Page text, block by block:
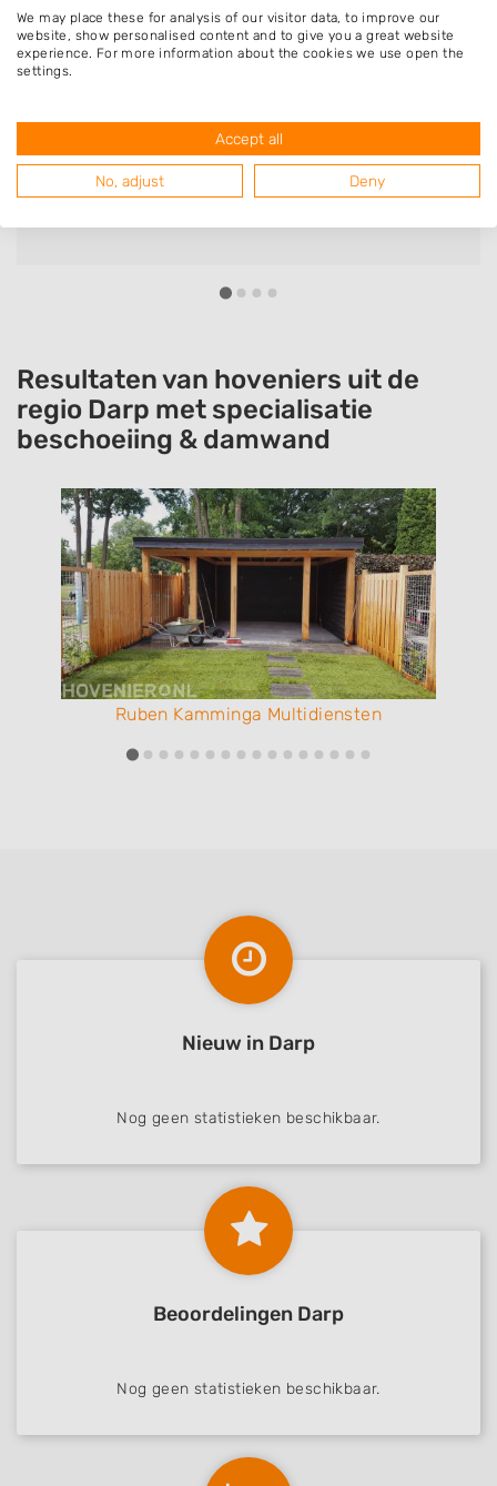
E Hielken
Goede service vriendelijk en je kan wat
overleggen met hem
Resultaten van hoveniers uit de
regio Darp met specialisatie
beschoeiing & damwand
Ruben Kamminga Multidiensten
Nieuw in Darp
Nog geen statistieken beschikbaar.
Beoordelingen Darp
Nog geen statistieken beschikbaar.
We may place these for analysis of our visitor data, to improve our
website, show personalised content and to give you a great website
experience. For more information about the cookies we use open the
settings.
Accept all
No, adjust Deny